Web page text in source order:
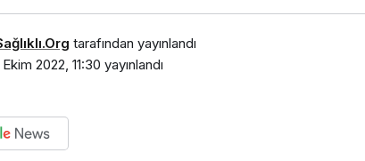
tarafından yayınlandı
Ekim 2022, 11:30 yayınlandı